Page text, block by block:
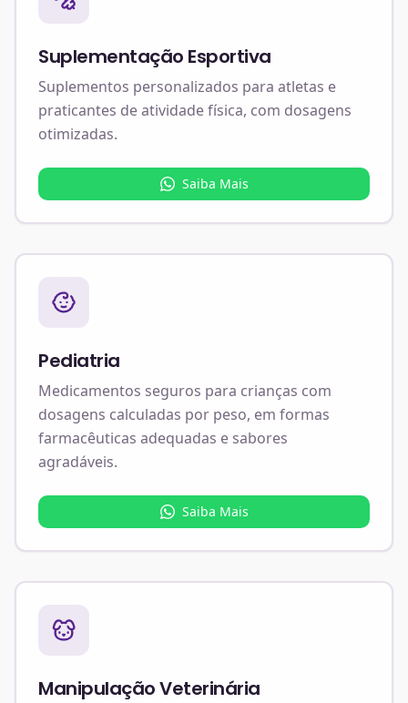
Suplementação Esportiva
Suplementos personalizados para atletas e
praticantes de atividade física, com dosagens
otimizadas.
Saiba Mais
Pediatria
Medicamentos seguros para crianças com
dosagens calculadas por peso, em formas
farmacêuticas adequadas e sabores
agradáveis.
Saiba Mais
Manipulação Veterinária